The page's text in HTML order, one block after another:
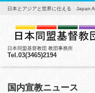
日本とアジアと世界に仕える Japan
日本同盟基督教団 教団事務所
Tel.03(3465)2194
国内宣教ニュース